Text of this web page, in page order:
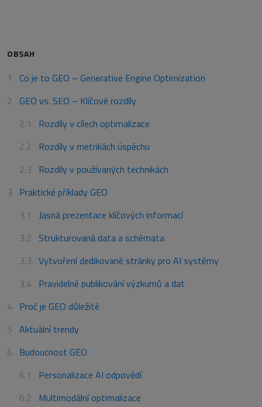
OBSAH
Co je to GEO – Generative Engine Optimization
GEO vs. SEO – Klíčové rozdíly
Rozdíly v cílech optimalizace
Rozdíly v metrikách úspěchu
Rozdíly v používaných technikách
Praktické příklady GEO
Jasná prezentace klíčových informací
Strukturovaná data a schémata
Vytvoření dedikované stránky pro AI systémy
Pravidelné publikování výzkumů a dat
Proč je GEO důležité
Aktuální trendy
Budoucnost GEO
Personalizace AI odpovědí
Multimodální optimalizace